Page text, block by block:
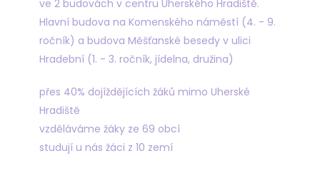
ve 2 budovách v centru Uherského Hradiště.
Hlavní budova na Komenského náměstí (4. - 9.
ročník) a budova Měšťanské besedy v ulici
Hradební (1. - 3. ročník, jídelna, družina)
přes 40% dojíždějících žáků mimo Uherské
Hradiště
vzděláváme žáky ze 69 obcí
studují u nás žáci z 10 zemí